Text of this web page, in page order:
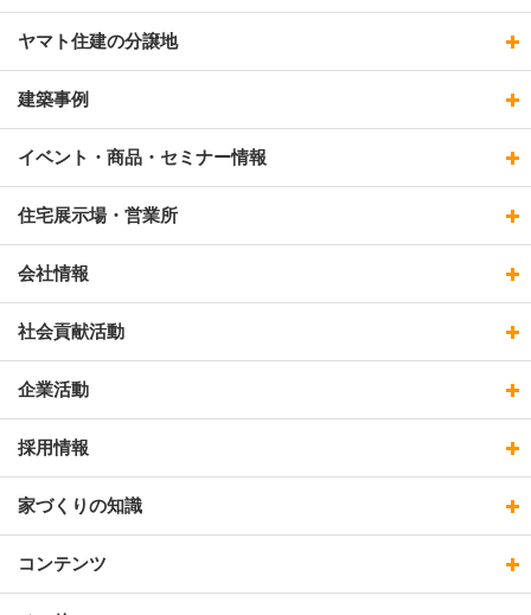
ヤマト住建の分譲地
建築事例
イベント・商品・セミナー情報
住宅展示場・営業所
会社情報
社会貢献活動
企業活動
採用情報
家づくりの知識
コンテンツ